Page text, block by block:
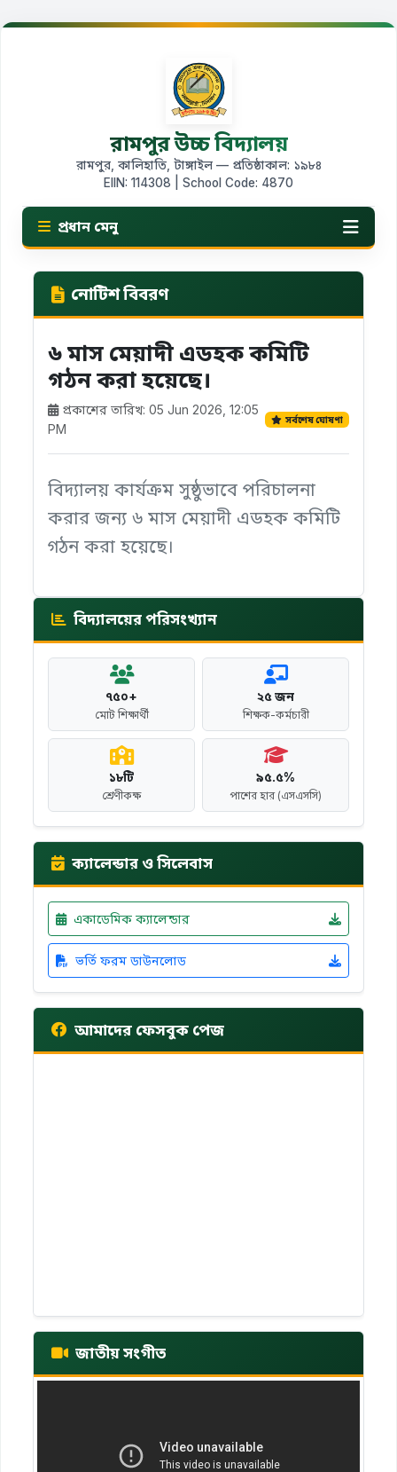
রামপুর উচ্চ বিদ্যালয়
রামপুর, কালিহাতি, টাঙ্গাইল — প্রতিষ্ঠাকাল: ১৯৮৪
EIIN: 114308 | School Code: 4870
প্রধান মেনু
নোটিশ বিবরণ
৬ মাস মেয়াদী এডহক কমিটি
গঠন করা হয়েছে।
প্রকাশের তারিখ: 05 Jun 2026, 12:05
PM
সর্বশেষ ঘোষণা
বিদ্যালয় কার্যক্রম সুষ্ঠুভাবে পরিচালনা
করার জন্য ৬ মাস মেয়াদী এডহক কমিটি
গঠন করা হয়েছে।
বিদ্যালয়ের পরিসংখ্যান
৭৫০+
মোট শিক্ষার্থী
২৫ জন
শিক্ষক-কর্মচারী
১৮টি
শ্রেণীকক্ষ
৯৫.৫%
পাশের হার (এসএসসি)
ক্যালেন্ডার ও সিলেবাস
একাডেমিক ক্যালেন্ডার
ভর্তি ফরম ডাউনলোড
আমাদের ফেসবুক পেজ
জাতীয় সংগীত